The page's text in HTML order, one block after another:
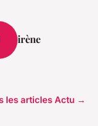
irène
les articles Actu →